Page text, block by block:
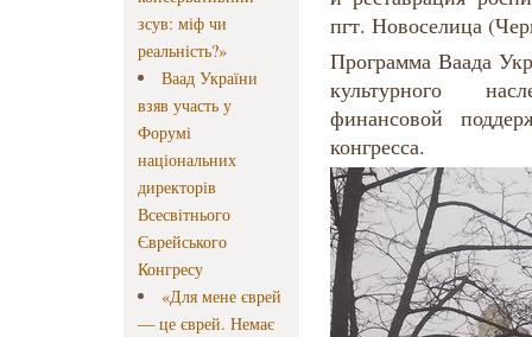
зсув: міф чи
реальність?»
Ваад України
взяв участь у
Форумі
національних
директорів
Всесвітнього
Єврейського
Конгресу
«Для мене єврей
— це єврей. Немає
пгт. Новоселица
Программа Ваада
культурного
финансовой
конгресса.